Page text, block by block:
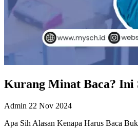
Kurang Minat Baca? Ini
Admin 22 Nov 2024
Apa Sih Alasan Kenapa Harus Baca